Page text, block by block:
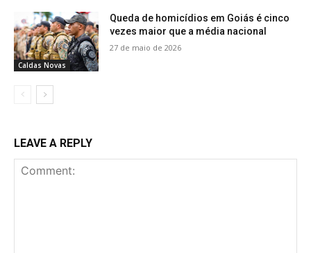
Caldas Novas
Queda de homicídios em Goiás é cinco
vezes maior que a média nacional
27 de maio de 2026
LEAVE A REPLY